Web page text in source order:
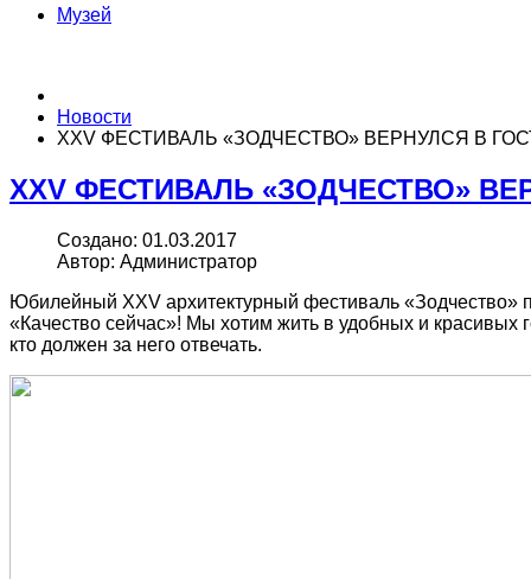
Музей
Новости
XXV ФЕСТИВАЛЬ «ЗОДЧЕСТВО» ВЕРНУЛСЯ В
XXV ФЕСТИВАЛЬ «ЗОДЧЕСТВО»
Создано: 01.03.2017
Автор: Администратор
Юбилейный XXV архитектурный фестиваль «Зодчество»
«Качество сейчас»! Мы хотим жить в удобных и красивых
кто должен за него отвечать.